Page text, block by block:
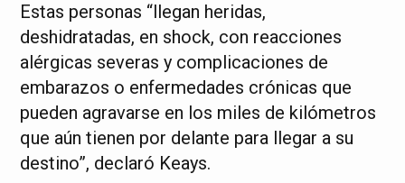
Estas personas “llegan heridas,
deshidratadas, en shock, con reacciones
alérgicas severas y complicaciones de
embarazos o enfermedades crónicas que
pueden agravarse en los miles de kilómetros
que aún tienen por delante para llegar a su
destino”, declaró Keays.